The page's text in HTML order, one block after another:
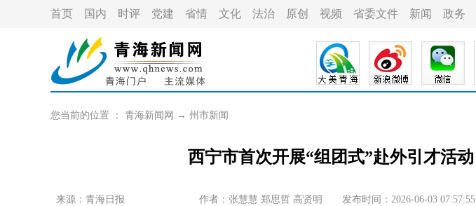
首页 国内 时评 党建 省情 文化 法治 原创 视频 省委文件 新闻 政务
您当前的位置 ： 青海新闻网 → 州市新闻
西宁市首次开展“组团式”赴外引才活动
来源：青海日报 作者： 张慧慧 郑思哲 高贤明 发布时间：2026-06-03 07:57:55